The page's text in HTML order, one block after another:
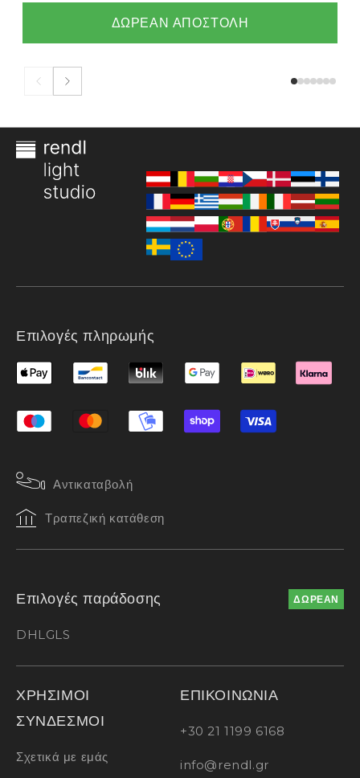
ΔΩΡΕΑΝ ΑΠΟΣΤΟΛΗ
Επιλογές πληρωμής
Αντικαταβολή
Τραπεζική κατάθεση
Επιλογές παράδοσης ΔΩΡΕΑΝ
DHLGLS
ΧΡΗΣΙΜΟΙ
ΣΥΝΔΕΣΜΟΙ
Σχετικά με εμάς
ΕΠΙΚΟΙΝΩΝΙΑ
+30 21 1199 6168
info@rendl.gr